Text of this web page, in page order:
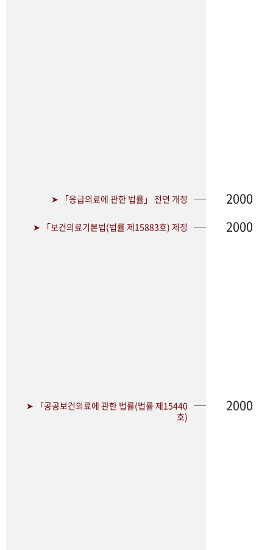
➤ 「응급의료에 관한 법률」 전면 개정 2000
➤ 「보건의료기본법(법률 제15883호) 제정 2000
➤ 「공공보건의료에 관한 법률(법률 제15440
호)
2000